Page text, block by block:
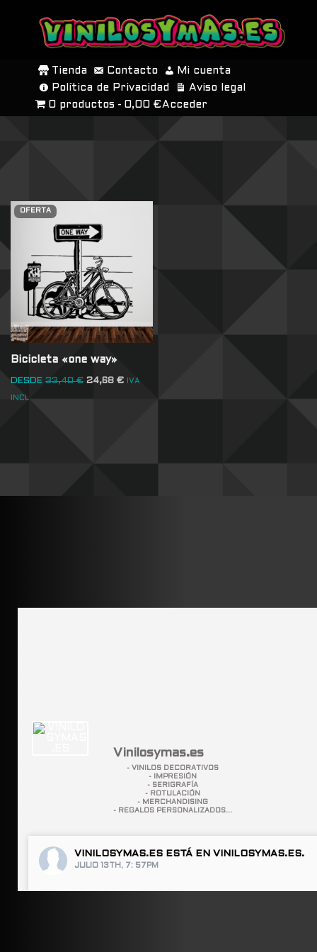
SALTAR
CONTENIDO
Tienda Contacto
Mi cuenta
Política de Privacidad
Aviso legal
0 productos
0,00 € Acceder
OFERTA
Bicicleta «one way»
DESDE 33,40€ 24,68 € IVA
INCL
Vinilosymas.es
- VINILOS DECORATIVOS
- IMPRESIÓN
- SERIGRAFÍA
- ROTULACIÓN
- MERCHANDISING
- REGALOS PERSONALIZADOS...
VINILOSYMAS.ES ESTÁ EN VINILOSYMAS.ES.
JULIO 13TH, 7: 57PM